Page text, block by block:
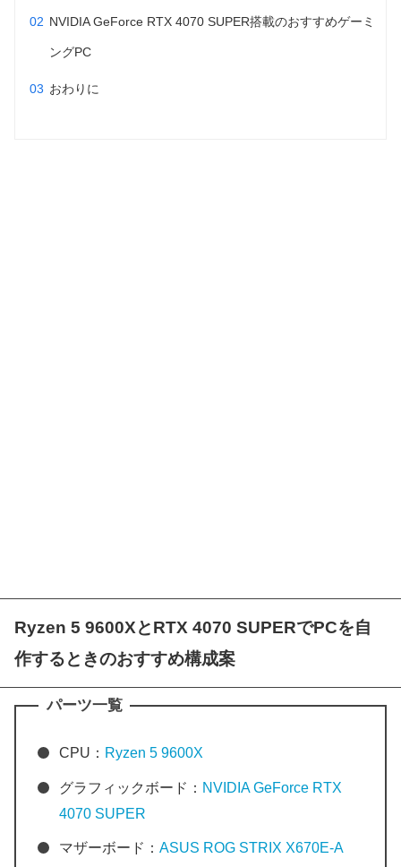
NVIDIA GeForce RTX 4070 SUPER搭載のおすすめゲーミ
ングPC
おわりに
Ryzen 5 9600XとRTX 4070 SUPERでPCを自
作するときのおすすめ構成案
パーツ一覧
CPU： Ryzen 5 9600X
グラフィックボード： NVIDIA GeForce RTX
4070 SUPER
マザーボード： ASUS ROG STRIX X670E-A